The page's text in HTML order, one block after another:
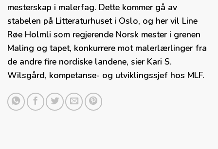
mesterskap i malerfag. Dette kommer gå av
stabelen på Litteraturhuset i Oslo, og her vil Line
Røe Holmli som regjerende Norsk mester i grenen
Maling og tapet, konkurrere mot malerlærlinger fra
de andre fire nordiske landene, sier Kari S.
Wilsgård, kompetanse- og utviklingssjef hos MLF.